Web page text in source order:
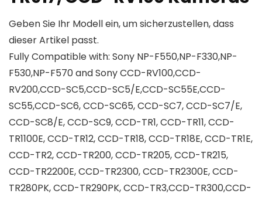
Geben Sie Ihr Modell ein, um sicherzustellen, dass
dieser Artikel passt.
Fully Compatible with: Sony NP-F550,NP-F330,NP-
F530,NP-F570 and Sony CCD-RV100,CCD-
RV200,CCD-SC5,CCD-SC5/E,CCD-SC55E,CCD-
SC55,CCD-SC6, CCD-SC65, CCD-SC7, CCD-SC7/E,
CCD-SC8/E, CCD-SC9, CCD-TR1, CCD-TR11, CCD-
TR1100E, CCD-TR12, CCD-TR18, CCD-TR18E, CCD-TR1E,
CCD-TR2, CCD-TR200, CCD-TR205, CCD-TR215,
CCD-TR2200E, CCD-TR2300, CCD-TR2300E, CCD-
TR280PK, CCD-TR290PK, CCD-TR3,CCD-TR300,CCD-